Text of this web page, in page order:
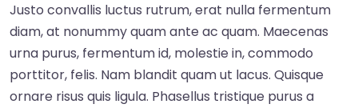
Justo convallis luctus rutrum, erat nulla fermentum
diam, at nonummy quam ante ac quam. Maecenas
urna purus, fermentum id, molestie in, commodo
porttitor, felis. Nam blandit quam ut lacus. Quisque
ornare risus quis ligula. Phasellus tristique purus a